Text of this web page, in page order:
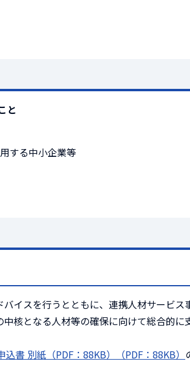
と
する中小企業等
イスを行うとともに、連携人材サービス
核となる人材等の確保に向けて総合的に
書 別紙（PDF：88KB）（PDF：88KB）